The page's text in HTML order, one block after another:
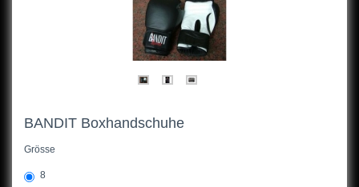
Geldbörse
Gürtel
BANDIT Boxhandschuhe
Grösse
8